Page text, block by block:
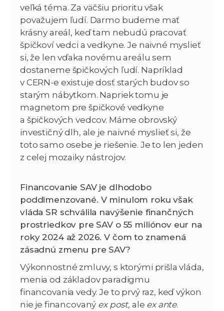
veľká téma. Za väčšiu prioritu však
považujem ľudí. Darmo budeme mať
krásny areál, keď tam nebudú pracovať
špičkoví vedci a vedkyne. Je naivné myslieť
si, že len vďaka novému areálu sem
dostaneme špičkových ľudí. Napríklad
v CERN-e existuje dosť starých budov so
starým nábytkom. Napriek tomu je
magnetom pre špičkové vedkyne
a špičkových vedcov. Máme obrovský
investičný dlh, ale je naivné myslieť si, že
toto samo osebe je riešenie. Je to len jeden
z celej mozaiky nástrojov.
Financovanie SAV je dlhodobo
poddimenzované. V minulom roku však
vláda SR schválila navýšenie finančných
prostriedkov pre SAV o 55 miliónov eur na
roky 2024 až 2026. V čom to znamená
zásadnú zmenu pre SAV?
Výkonnostné zmluvy, s ktorými prišla vláda,
menia od základov paradigmu
financovania vedy. Je to prvý raz, keď výkon
nie je financovaný ex post, ale ex ante.